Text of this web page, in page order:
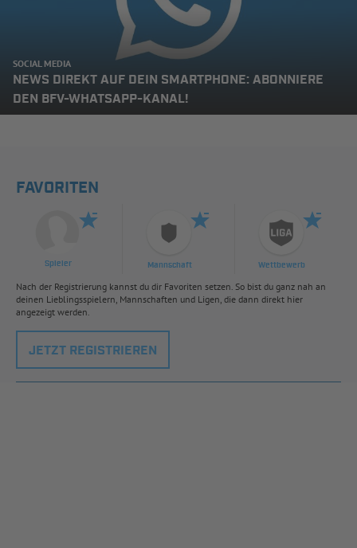
SOCIAL MEDIA
NEWS DIREKT AUF DEIN SMARTPHONE: ABONNIERE
DEN BFV-WHATSAPP-KANAL!
FAVORITEN
Spieler Mannschaft Wettbewerb
Nach der Registrierung kannst du dir Favoriten setzen. So bist du ganz nah an
deinen Lieblingsspielern, Mannschaften und Ligen, die dann direkt hier
angezeigt werden.
JETZT REGISTRIEREN